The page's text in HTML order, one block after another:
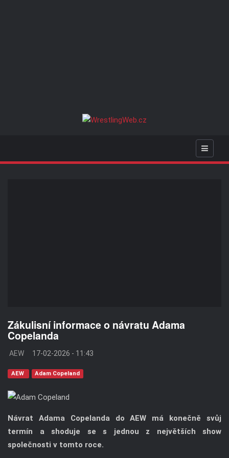
Zákulisní informace o návratu Adama
Copelanda
AEW 17-02-2026 - 11:43
AEW Adam Copeland
Návrat Adama Copelanda do AEW má konečně svůj
termín a shoduje se s jednou z největších show
společnosti v tomto roce.